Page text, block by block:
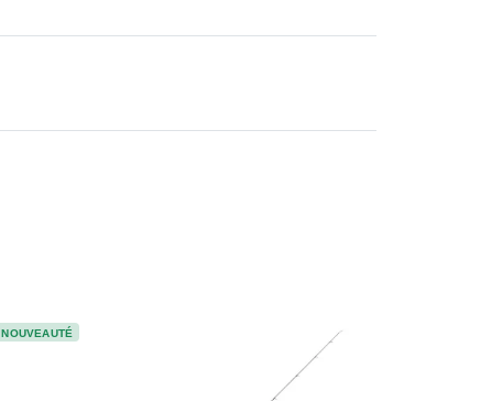
NOUVEAUTÉ